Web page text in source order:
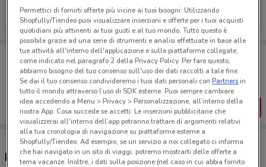
Scade il 30/09
Porta DoveConviene sempre con te!
Puoi trovare le migliori offerte dei negozi vicino a te,
salvarle e creare la tua lista del risparmio, comodamente
dal tuo cellulare.
SCARICA L’APP
Negozi Webank a Latina
Permettici di fornirti offerte più vicine ai tuoi bisogni: Utilizzando
Shopfully/Tiendeo puoi visualizzare inserzioni e offerte per i tuoi acquisti
quotidiani più attinenti ai tuoi gusti e al tuo mondo. Tutto questo è
possibile grazie ad una serie di strumenti e analisi effettuate in base alle
tue attività all'interno dell'applicazione e sulle piattaforme collegate,
come indicato nel paragrafo 2 della Privacy Policy. Per fare questo,
abbiamo bisogno del tuo consenso sull'uso dei dati raccolti a tale fine.
Se dai il tuo consenso condivideremo i tuoi dati personali conPartnersin
tutto il mondo attraverso l’uso di SDK esterne. Puoi sempre cambiare
idea accedendo a Menu > Privacy > Personalizzazione, all’interno della
nostra App. Cosa succede se accetti: Le inserzioni pubblicitarie che
visualizzerai all'interno dell’app potranno trattare di argomenti relativi
alla tua cronologia di navigazione su piattaforme esterne a
Shopfully/Tiendeo. Ad esempio, se un servizio a noi collegato ci informa
che hai navigato in un sito di viaggi, potremo mostrarti delle offerte a
tema vacanze. Inoltre, i dati sulla posizione (nel caso in cui abbia fornito